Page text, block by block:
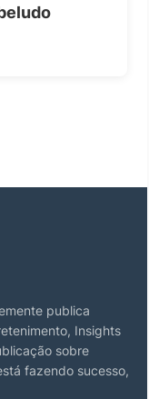
publica
Insights
sobre
fazendo sucesso,